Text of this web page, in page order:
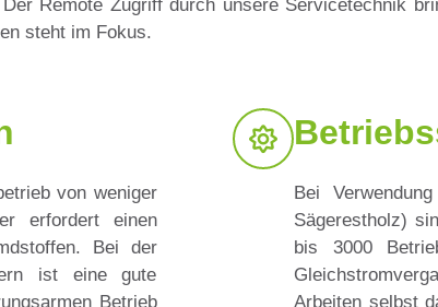
Remote Zugriff durch unsere Servicetechnik
steht im Fokus.
von weniger
erfordert einen
Bei der
ist eine gute
Betrieb
Bei
Sägerestholz)
bis 3000
Arbeiten selbst